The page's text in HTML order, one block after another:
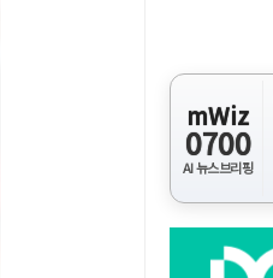
mWiz
0700
AI 뉴스브리핑